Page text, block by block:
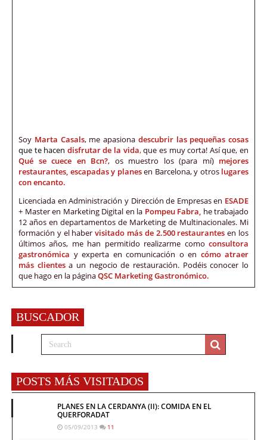
Soy Marta Casals, me apasiona descubrir las pequeñas cosas
que te hacen disfrutar de la vida,que es muy corta! Así que, en
Qué se cuece en Bcn?, os muestro los (para mí) mejores
restaurantes, escapadas y planesen Barcelona, y otros lugares
con encanto.
Licenciada en Administración y Dirección de Empresas en ESADE
+ Master en Marketing Digital en la Pompeu Fabra, he trabajado
12 años en departamentos de Marketing de Multinacionales. Mi
formación y el habervisitado más de 2.500 restaurantes en los
últimos años, me han permitido realizarme como consultora
gastronómica y experta en comunicación o en cómo atraer
más clientes a un negocio de restauración. Podéis conocer lo
que hago en la páginaQSC Marketing Gastronómico.
BUSCADOR
POSTS MÁS VISITADOS
PLANES EN LA CERDANYA (II): COMIDA EN EL
QUERFORADAT
05/09/2013 11